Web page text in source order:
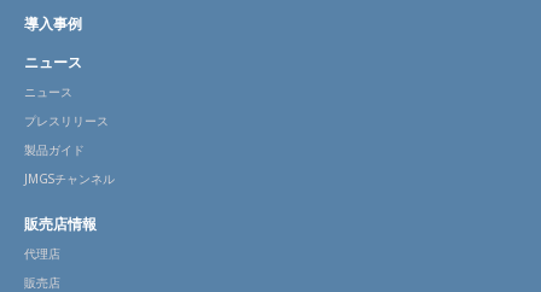
導入事例
ニュース
ニュース
プレスリリース
製品ガイド
JMGSチャンネル
販売店情報
代理店
販売店